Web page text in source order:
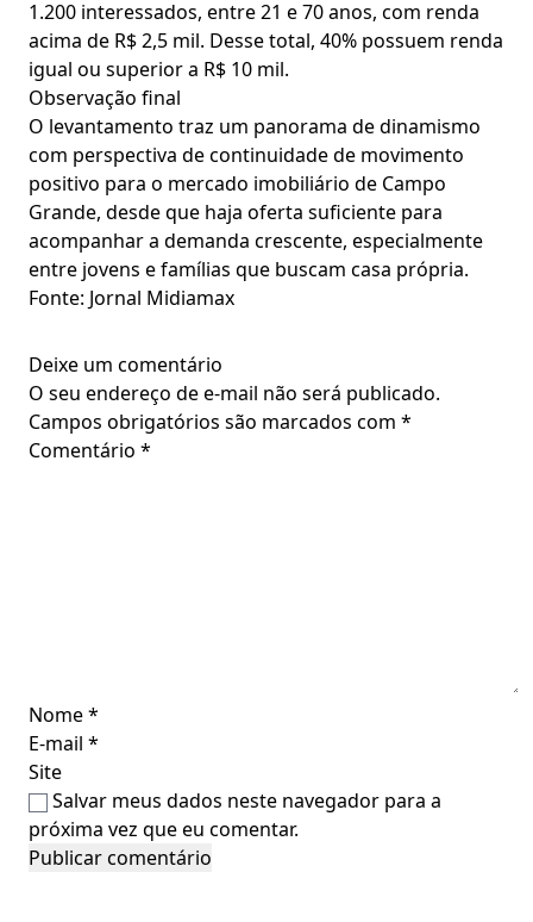
1.200 interessados, entre 21 e 70 anos, com renda
acima de R$ 2,5 mil. Desse total, 40% possuem renda
igual ou superior a R$ 10 mil.
Observação final
O levantamento traz um panorama de dinamismo
com perspectiva de continuidade de movimento
positivo para o mercado imobiliário de Campo
Grande, desde que haja oferta suficiente para
acompanhar a demanda crescente, especialmente
entre jovens e famílias que buscam casa própria.
Fonte: Jornal Midiamax
Deixe um comentário
O seu endereço de e-mail não será publicado.
Campos obrigatórios são marcados com *
Comentário *
Nome*
E-mail *
Site
Salvar meus dados neste navegador para a
próxima vez que eu comentar.